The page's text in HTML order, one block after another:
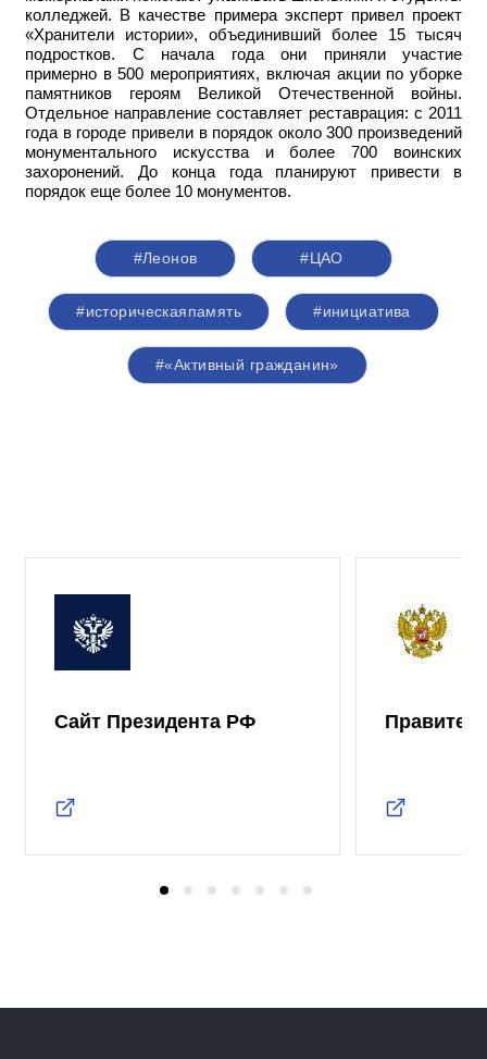
колледжей. В качестве примера эксперт привел проект
«Хранители истории», объединивший более 15 тысяч
подростков. С начала года они приняли участие
примерно в 500 мероприятиях, включая акции по уборке
памятников героям Великой Отечественной войны.
Отдельное направление составляет реставрация: с 2011
года в городе привели в порядок около 300 произведений
монументального искусства и более 700 воинских
захоронений. До конца года планируют привести в
порядок еще более 10 монументов.
#Леонов #ЦАО
#историческаяпамять #инициатива
#«Активный гражданин»
Сайт Президента РФ